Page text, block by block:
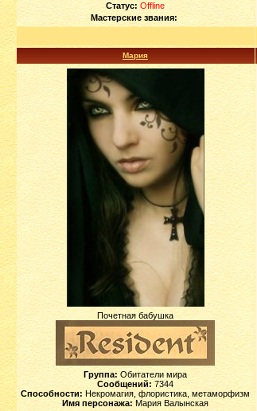
Статус: Offline
Мастерские звания:
Мария
Почетная бабушка
Группа: Обитатели мира
Сообщений: 7344
Способности: Некромагия, флористика, метаморфизм
Имя персонажа: Мария Валынская